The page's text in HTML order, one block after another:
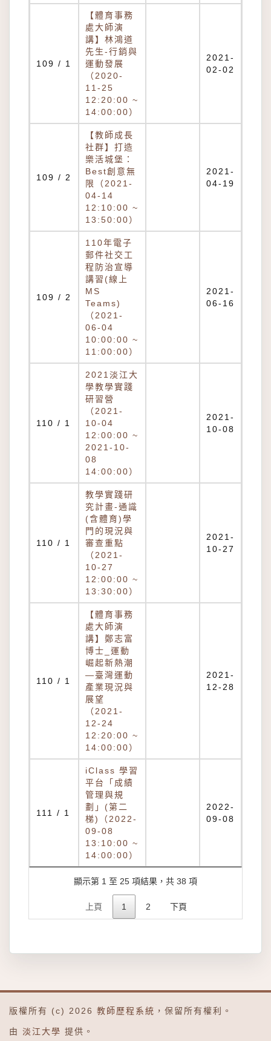
109 / 1
【體育事務
處大師演
講】林鴻道
先生-行銷與
運動發展
（2020-
11-25
12:20:00 ~
14:00:00）
2021-
02-02
109 / 2
【教師成長
社群】打造
樂活城堡：
Best創意無
限（2021-
04-14
12:10:00 ~
13:50:00）
2021-
04-19
109 / 2
110年電子
郵件社交工
程防治宣導
講習(線上
MS
Teams)
（2021-
06-04
10:00:00 ~
11:00:00）
2021-
06-16
110 / 1
2021淡江大
學教學實踐
研習營
（2021-
10-04
12:00:00 ~
2021-10-
08
14:00:00）
2021-
10-08
110 / 1
教學實踐研
究計畫-通識
(含體育)學
門的現況與
審查重點
（2021-
10-27
12:00:00 ~
13:30:00）
2021-
10-27
110 / 1
【體育事務
處大師演
講】鄭志富
博士_運動
崛起新熱潮
—臺灣運動
產業現況與
展望
（2021-
12-24
12:20:00 ~
14:00:00）
2021-
12-28
111 / 1
iClass 學習
平台「成績
管理與規
劃」(第二
梯)（2022-
09-08
13:10:00 ~
14:00:00）
2022-
09-08
顯示第 1 至 25 項結果，共 38 項
上頁 1 2 下頁
版權所有 (c) 2026 教師歷程系統 ，保留所有權利。
由 淡江大學 提供。